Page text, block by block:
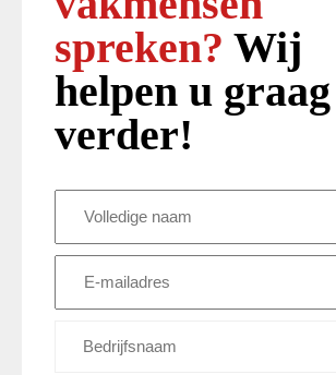
spreken? Wij
helpen u graag
verder!
naam
mailadres